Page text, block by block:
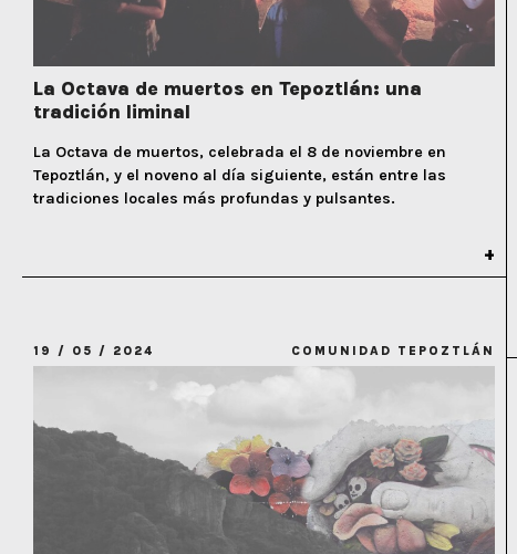
La Octava de muertos en Tepoztlán: una
tradición liminal
La Octava de muertos, celebrada el 8 de noviembre en
Tepoztlán, y el noveno al día siguiente, están entre las
tradiciones locales más profundas y pulsantes.
19 / 05 / 2024 COMUNIDAD TEPOZTLÁN